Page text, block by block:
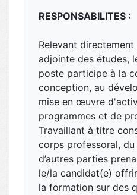
RESPONSABILITES :
Relevant
adjointe des études,
poste participe à la
conception, au
mise en œuvre
programmes et de
Travaillant à titre
corps professoral,
d’autres parties
le/la candidat(e)
la formation sur des